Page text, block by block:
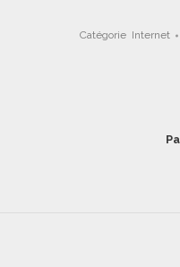
Catégorie Internet